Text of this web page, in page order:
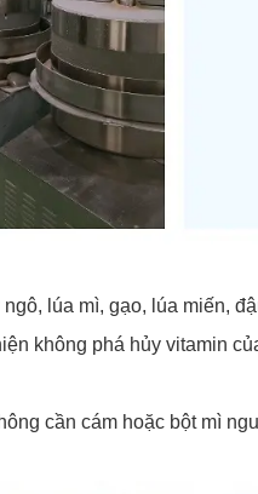
lúa mì, gạo, lúa miến,
không phá hủy vitamin
cần cám hoặc bột mì